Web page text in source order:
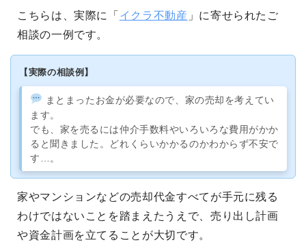
こちらは、実際に「 イクラ不動産 」に寄せられたご
相談の一例です。
【実際の相談例】
まとまったお金が必要なので、家の売却を考えてい
ます。
でも、家を売るには仲介手数料やいろいろな費用がかか
ると聞きました。どれくらいかかるのかわからず不安で
す…。
家やマンションなどの売却代金すべてが手元に残る
わけではないことを踏まえたうえで、売り出し計画
や資金計画を立てることが大切です。